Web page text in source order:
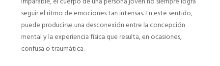
seguir el ritmo de emociones tan intensas. En este sentido,
puede producirse una desconexión entre la concepción
mental y la experiencia física que resulta, en ocasiones,
confusa o traumática.